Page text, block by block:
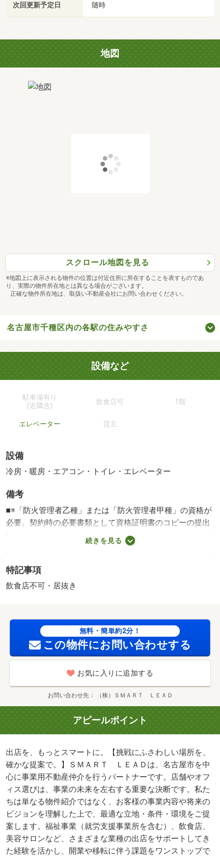
次回更新予定日 随時
地図
スクロール地図を見る
※地図上に表示される物件の位置は付近住所に所在することを表すものであ
り、実際の物件所在地とは異なる場合がございます。
正確な物件所在地は、取扱い不動産会社にお問い合わせください。
名古屋市千種区内の各駅の住みやすさ
設備など
駐車場有り
(近隣含)
飲食店可 1階
エレベーター 貸主
設備
冷房・暖房・エアコン・トイレ・エレベーター
備考
■※「防火管理者乙種」または「防火管理者甲種」の資格が
必要。契約時の必要書類として資格証明書のコピーの提出
が必須です。■自動火災報知設備あり。■駐車場なし■契約
期間：２年間○ 初期費用鍵交換代 契約時 ２５，３０
時 ５５，０００円（税込） 法人契約の場合、６０，０
００円（税別）となります。退去時立会費用 退去時
任付火災保険）・【東山線 東山公園駅徒歩５分圏内】５
階ワンフロア物件です◇広小路通り沿いでアクセスも良く
視認性良いです◇事務所利用はもちろん、店舗利用でも是
非ご相談ください◇・仲介手数料：１ヶ月 築年月:1990/12
続きを見る
特記事項
飲食店不可・居抜き
無料・簡単約2分！
この物件にお問い合わせする
お気に入りに追加する
お問い合わせ先 （株）ＳＭＡＲＴ ＬＥＡＤ
アピールポイント
出店を、もっとスマートに。【挑戦にふさわしい場所を、
確かな提案で。】ＳＭＡＲＴ ＬＥＡＤは、名古屋市を中
心に事業用不動産仲介を行うパートナーです。店舗やオフ
ィス選びは、事業の未来を左右する重要な決断です。私た
ちは単なる物件紹介ではなく、お客様の事業内容や将来の
ビジョンを理解した上で、最適な立地・条件・環境をご提
案します。福祉事業（就労支援事業所を含む）、飲食店、
美容サロンなど、さまざまな業種の出店をサポートしてき
た経験を活かし、開業や移転に伴う課題をワンストップで